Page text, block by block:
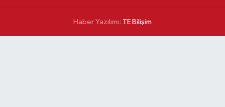
Haber Yazılımı: TE Bilişim